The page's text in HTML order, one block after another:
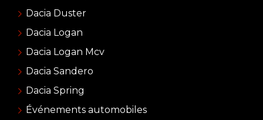
Dacia Duster
Dacia Logan
Dacia Logan Mcv
Dacia Sandero
Dacia Spring
Événements automobiles